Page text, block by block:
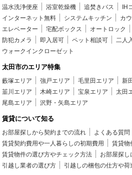
温水洗浄便座
浴室乾燥機 追焚きバス IH
インターネット無料
システムキッチン カ
エレベーター
宅配ボックス オートロック
防犯カメラ
即入居可 ペット相談可
二人
ウォークインクローゼット
太田市のエリア特集
藪塚エリア 強戸エリア 毛里田エリア 新
韮川エリア
木崎エリア 宝泉エリア 太田
尾島エリア
沢野・矢島エリア
賃貸について知る
お部屋探しから契約までの流れ よくある質問
賃貸契約費用や一人暮らしの初期費用
賃貸物
賃貸物件の選び方やチェック方法
お部屋探し
引越し業者の選び方
引越しの梱包の仕方や荷